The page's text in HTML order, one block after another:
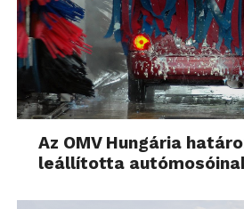
Az OMV Hungária
leállította